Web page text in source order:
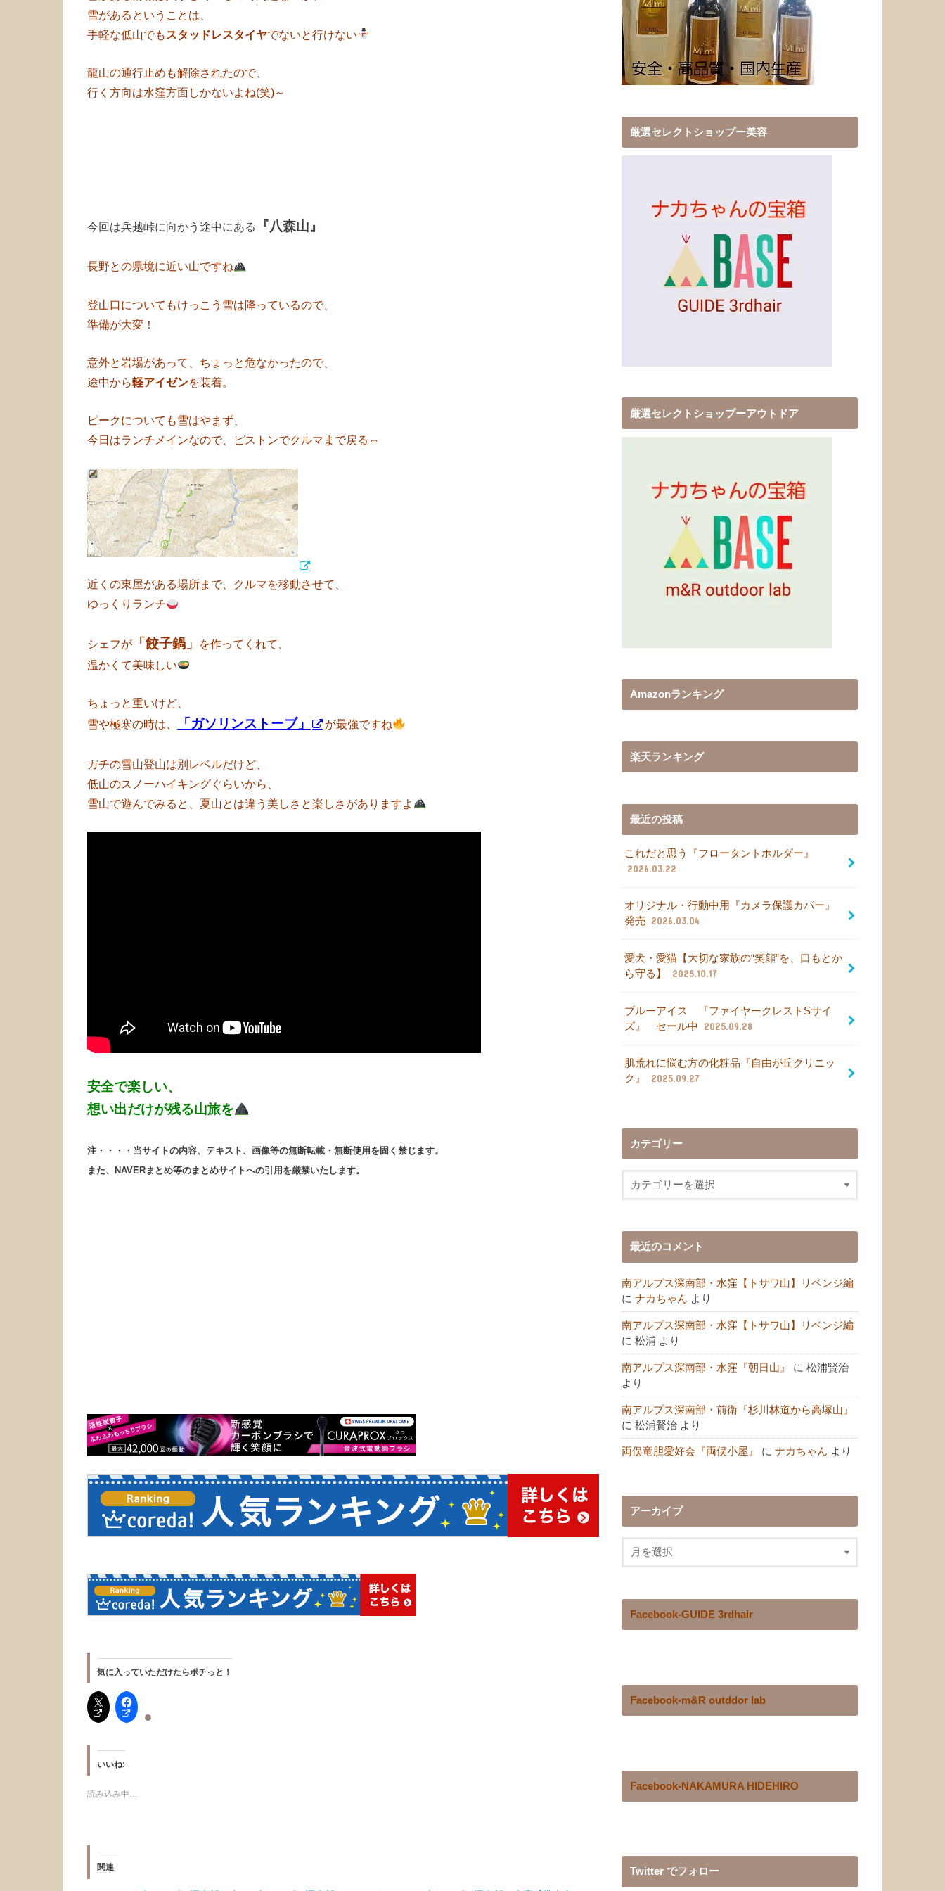
雪があるということは、
手軽な低山でも スタッドレスタイヤでないと行けない
龍山の通行止めも解除されたので、
行く方向は水窪方面しかないよね(笑)～
今回は兵越峠に向かう途中にある 『八森山』
長野との県境に近い山ですね
登山口についてもけっこう雪は降っているので、
準備が大変！
意外と岩場があって、ちょっと危なかったので、
途中から軽アイゼンを装着。
ピークについても雪はやまず、
今日はランチメインなので、ピストンでクルマまで戻る⇔
近くの東屋がある場所まで、クルマを移動させて、
ゆっくりランチ
シェフが 「餃子鍋」
を作ってくれて、
温かくて美味しい
ちょっと重いけど、
雪や極寒の時は、
「ガソリンストーブ」 が最強ですね
ガチの雪山登山は別レベルだけど、
低山のスノーハイキングぐらいから、
雪山で遊んでみると、夏山とは違う美しさと楽しさがありますよ
安全で楽しい、
想い出だけが残る山旅を
注・・・・当サイトの内容、テキスト、画像等の無断転載・無断使用を固く禁じます。
また、NAVERまとめ等のまとめサイトへの引用を厳禁いたします。
気に入っていただけたらポチっと！
いいね:
読み込み中…
関連
厳選セレクトショップー美容
厳選セレクトショップーアウトドア
Amazonランキング
楽天ランキング
最近の投稿
これだと思う『フロータントホルダー』
2026.03.22
オリジナル・行動中用『カメラ保護カバー』
発売
2026.03.04
愛犬・愛猫【大切な家族の“笑顔”を、口もとか
ら守る】
2025.10.17
ブルーアイス 『ファイヤークレストSサイ
ズ』 セール中
2025.09.28
肌荒れに悩む方の化粧品『自由が丘クリニッ
ク』
2025.09.27
カテゴリー
最近のコメント
南アルプス深南部・水窪【トサワ山】リベンジ編
に ナカちゃん より
南アルプス深南部・水窪【トサワ山】リベンジ編
に 松浦 より
南アルプス深南部・水窪『朝日山』 に 松浦賢治
より
南アルプス深南部・前衛『杉川林道から高塚山』
に 松浦賢治 より
両俣竜胆愛好会『両俣小屋』 に ナカちゃん より
アーカイブ
Facebook-GUIDE 3rdhair
Facebook-m&R outddor lab
Facebook-NAKAMURA HIDEHIRO
Twitter でフォロー